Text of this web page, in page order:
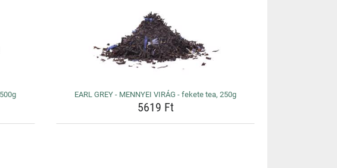
EARL GREY - MENNYEI VIRÁG - fekete tea, 250g
5619 Ft